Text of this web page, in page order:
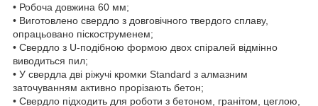
• Робоча довжина 60 мм;
• Виготовлено свердло з довговічного твердого сплаву,
опрацьовано піскоструменем;
• Свердло з U-подібною формою двох спіралей відмінно
виводиться пил;
• У свердла дві ріжучі кромки Standard з алмазним
заточуванням активно прорізають бетон;
• Свердло підходить для роботи з бетоном, гранітом, цеглою,